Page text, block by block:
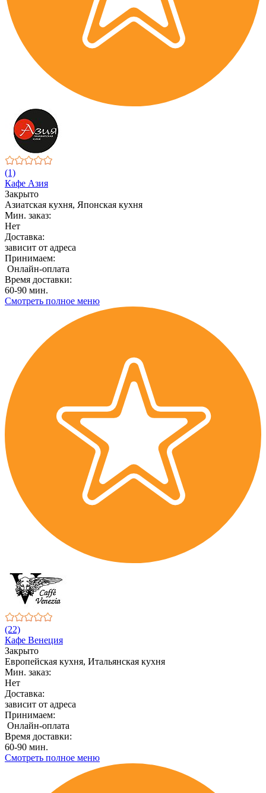
(1)
Кафе Азия
Закрыто
Азиатская кухня, Японская кухня
Мин. заказ:
Нет
Доставка:
зависит от адреса
Принимаем:
Онлайн-оплата
Время доставки:
60-90 мин.
Смотреть полное меню
(22)
Кафе Венеция
Закрыто
Европейская кухня, Итальянская кухня
Мин. заказ:
Нет
Доставка:
зависит от адреса
Принимаем:
Онлайн-оплата
Время доставки:
60-90 мин.
Смотреть полное меню